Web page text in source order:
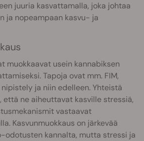
juuria kasvattamalla, joka johtaa
ja nopeampaan kasvu- ja
muokkaavat usein kannabiksen
Tapoja ovat mm. FIM,
ja niin edelleen. Yhteistä
että ne aiheuttavat kasville stressiä,
vastaavat
Kasvunmuokkaus on järkevää
odotusten kannalta, mutta stressi ja